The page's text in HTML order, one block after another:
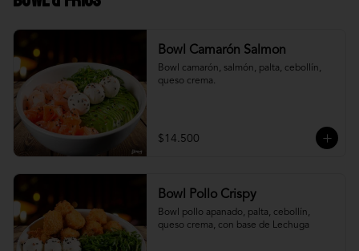
Bowl Camarón Salmon
Bowl camarón, salmón, palta, cebollín,
queso crema.
$14.500
Bowl Pollo Crispy
Bowl pollo apanado, palta, cebollín,
queso crema, con base de Lechuga